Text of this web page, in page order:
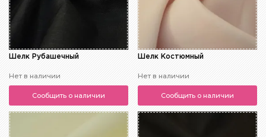
Шелк Рубашечный
Нет в наличии
Сообщить о наличии
Шелк Костюмный
Нет в наличии
Сообщить о наличии